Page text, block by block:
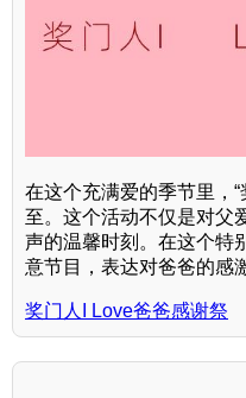
在这个充满爱的季节里，
至。这个活动不仅是对父
声的温馨时刻。在这个特
意节目，表达对爸爸的感
奖门人I Love爸爸感谢祭